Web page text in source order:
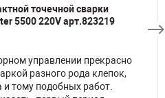
точечной сварки
5500 220V арт.823219
управлении прекрасно
разного рода клепок,
и тому подобных работ.